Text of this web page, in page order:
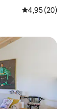
4,95 de uma
4,95 (20)